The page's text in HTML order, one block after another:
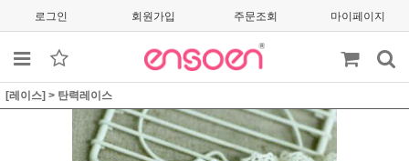
로그인 회원가입 주문조회 마이페이지
[레이스] > 탄력레이스